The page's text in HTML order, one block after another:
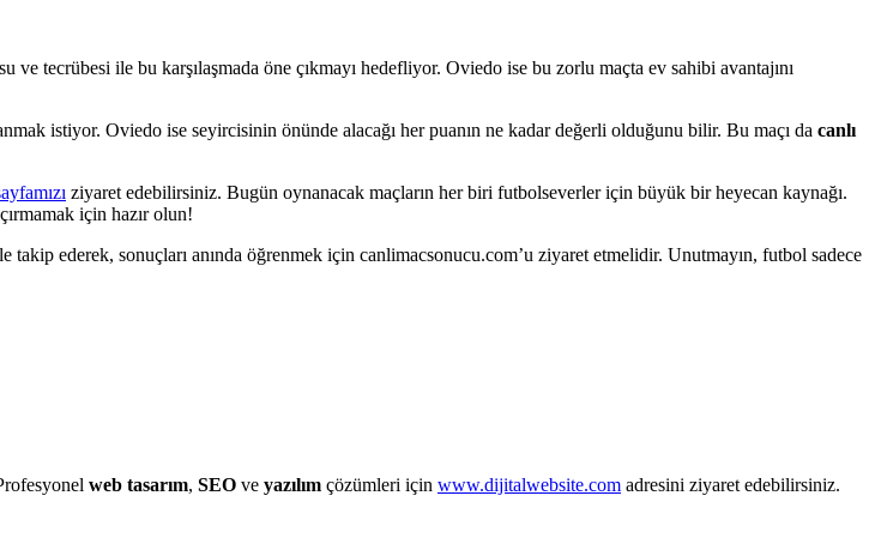
tecrübesi ile bu karşılaşmada öne çıkmayı hedefliyor. Oviedo ise bu zorlu maçta ev sahibi avantajını
istiyor. Oviedo ise seyircisinin önünde alacağı her puanın ne kadar değerli olduğunu bilir. Bu maçı da canlı
ziyaret edebilirsiniz. Bugün oynanacak maçların her biri futbolseverler için büyük bir heyecan kaynağı.
için hazır olun!
takip ederek, sonuçları anında öğrenmek için canlimacsonucu.com’u ziyaret etmelidir. Unutmayın, futbol sadece
web tasarım, SEO ve yazılım çözümleri için www.dijitalwebsite.com adresini ziyaret edebilirsiniz.